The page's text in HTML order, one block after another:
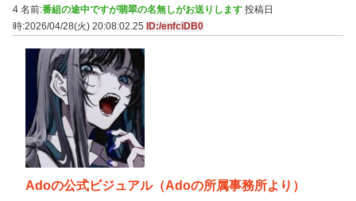
4 名前:番組の途中ですが翡翠の名無しがお送りします 投稿日
時:2026/04/28(火) 20:08:02.25 ID:/enfciDB0
Adoの公式ビジュアル（Adoの所属事務所より）